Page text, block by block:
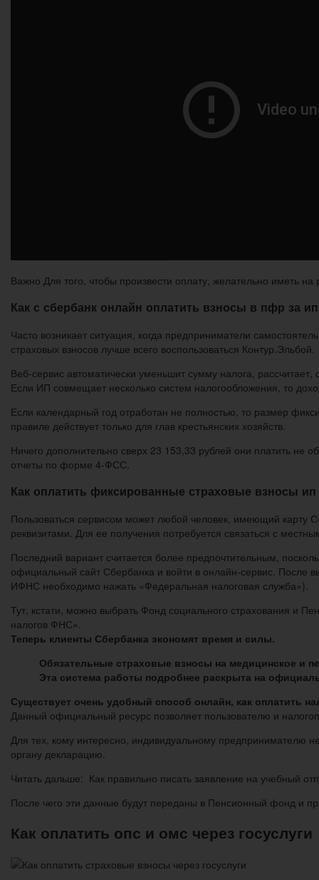
Важно Для того, чтобы произвести оплату, желательно иметь на
Как с сбербанк онлайн оплатить взносы в пфр за
Часто возникает ситуация, когда предприниматели
страховых взносов лучше всего воспользоваться Контур.Эльбой.
Веб-сервис автоматически уменьшит сумму налога,
Если ИП совмещает несколько систем налогообложения, то
Если календарный год отработан не полностью, то размер
правиле действует только для глав крестьянских хозяйств.
Ничего дополнительно сверх 23 153,33 рублей они платить не
отчеты по форме 4-ФСС.
Как оплатить фиксированные страховые взносы ип
Пользоваться сервисом может любой человек, имеющий карту
реквизитами. Для ее получения потребуется связаться с
Последний вариант считается более предпочтительным,
официальный сайт Сбербанка и войти в онлайн-сервис. После
ИФНС необходимо нажать «Федеральная налоговая служба»).
Тут, кстати, можно выбрать Фонд социального страхования и
налогов ФНС».
Теперь клиенты Сбербанка экономят время и силы.
Обязательные страховые взносы на медицинское и
Эта система работы подробнее раскрыта на
Существует очень удобный способ онлайн, как оплатить
Данный официальный ресурс позволяет пользователю и
Для тех, кому интересно, индивидуальному предпринимателю
органу декларацию.
Читать дальше: Как правильно писать заявление на учебный
После чего эти данные будут переданы в Пенсионный фонд и
Как оплатить опс и омс через госуслуги